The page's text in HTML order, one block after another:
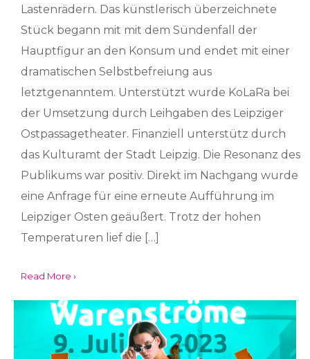
Lastenrädern. Das künstlerisch überzeichnete
Stück begann mit mit dem Sündenfall der
Hauptfigur an den Konsum und endet mit einer
dramatischen Selbstbefreiung aus
letztgenanntem. Unterstützt wurde KoLaRa bei
der Umsetzung durch Leihgaben des Leipziger
Ostpassagetheater. Finanziell unterstütz durch
das Kulturamt der Stadt Leipzig. Die Resonanz des
Publikums war positiv. Direkt im Nachgang wurde
eine Anfrage für eine erneute Aufführung im
Leipziger Osten geäußert. Trotz der hohen
Temperaturen lief die […]
Read More ›